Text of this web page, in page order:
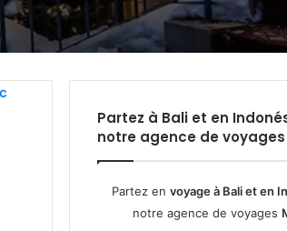
Partez à Bali et en
notre agence de voyages
Partez en voyage à Bali et en
notre agence de voyages